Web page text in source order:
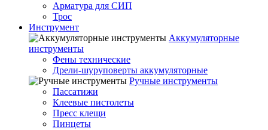
Арматура для СИП
Трос
Инструмент
Аккумуляторные
инструменты
Фены технические
Дрели-шуруповерты аккумуляторные
Ручные инструменты
Пассатижи
Клеевые пистолеты
Пресс клещи
Пинцеты